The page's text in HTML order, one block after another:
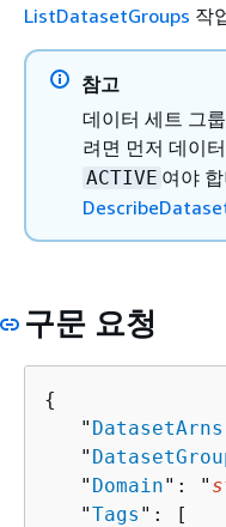
ListDatasetGroups 작
참고
데이터 세트 그
려면 먼저 데이
ACTIVE 여야
구문 요청
{
   "
DatasetArns
   "
   "
Domain": "
   "
Tags ": [